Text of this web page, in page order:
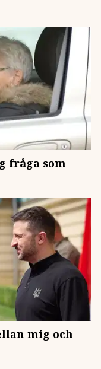
fråga som
mig och